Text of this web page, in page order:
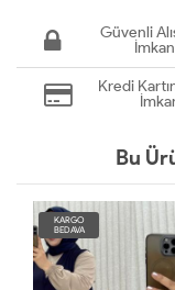
Güvenli
Kredi
Bu
KARGO
BEDAVA